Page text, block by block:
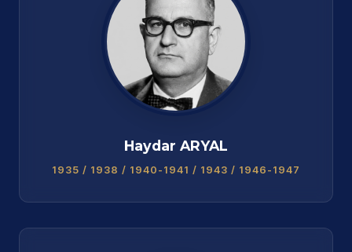
Haydar ARYAL
1935 / 1938 / 1940-1941 / 1943 / 1946-1947